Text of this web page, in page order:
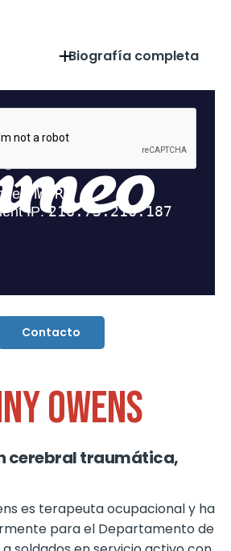
Biografía completa
Contacto
OWENS
cerebral traumática,
es terapeuta ocupacional y ha
para el Departamento de